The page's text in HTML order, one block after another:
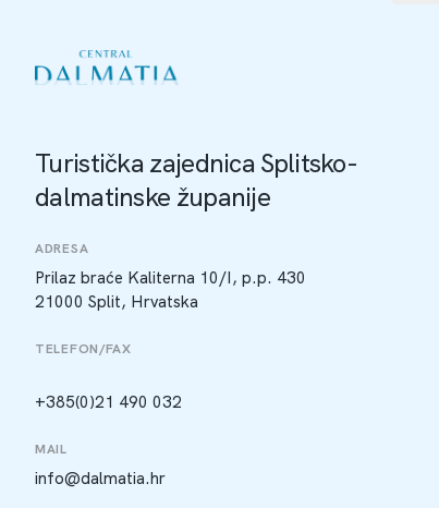
Turistička zajednica Splitsko-
dalmatinske županije
ADRESA
Prilaz braće Kaliterna 10/I, p.p. 430
21000 Split, Hrvatska
TELEFON/FAX
+385(0)21 490 032
MAIL
info@dalmatia.hr